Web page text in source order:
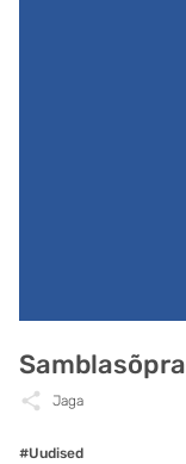
Jaga
#Uudised